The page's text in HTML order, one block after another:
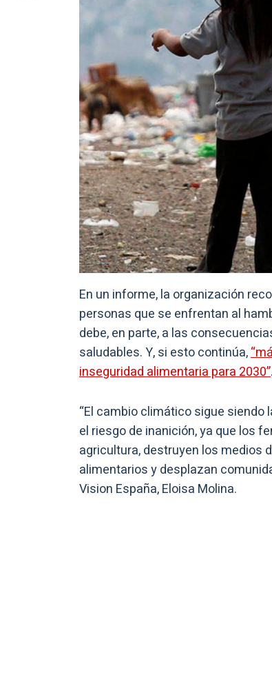
En un informe, la organización
personas que se enfrentan al
debe, en parte, a las
saludables. Y, si esto continúa,
inseguridad alimentaria para 2030”.
“El cambio climático sigue
el riesgo de inanición, ya que los
agricultura, destruyen los medios
alimentarios y desplazan
Vision España, Eloisa Molina.